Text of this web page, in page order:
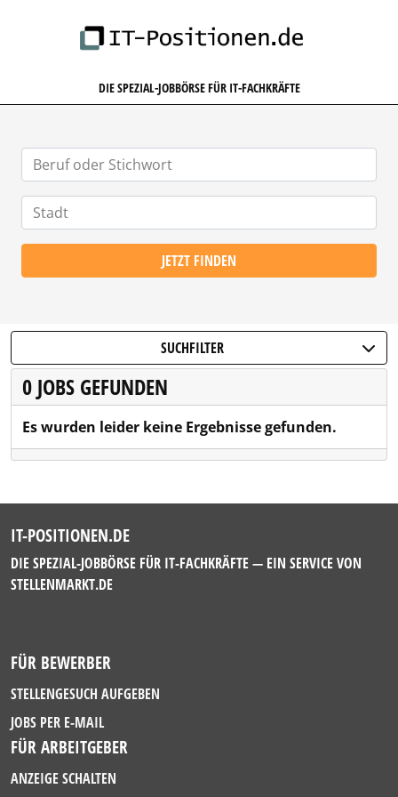
DIE SPEZIAL-JOBBÖRSE FÜR IT-FACHKRÄFTE
JETZT FINDEN
SUCHFILTER
0 JOBS GEFUNDEN
Es wurden leider keine Ergebnisse gefunden.
IT-POSITIONEN.DE
DIE SPEZIAL-JOBBÖRSE FÜR IT-FACHKRÄFTE — EIN SERVICE VON
STELLENMARKT.DE
FÜR BEWERBER
STELLENGESUCH AUFGEBEN
JOBS PER E-MAIL
FÜR ARBEITGEBER
ANZEIGE SCHALTEN